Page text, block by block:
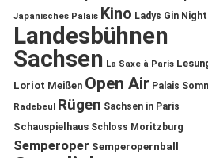
Japanisches Palais Kino Ladys Gin Night
Landesbühnen
Sachsen La Saxe à Paris
Loriot Meißen Open Air Palais
Radebeul Rügen Sachsen in Paris
Schauspielhaus Schloss Moritzburg
Semperoper Semperopernball